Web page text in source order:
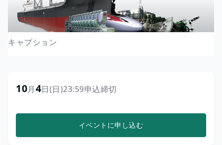
キャプション
10月4日(日)23:59申込締切
イベントに申し込む